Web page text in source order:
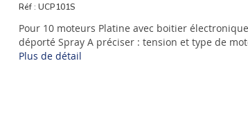
Réf :UCP101S
Pour 10 moteurs Platine avec boitier électronique
déporté Spray A préciser : tension et type de
Plus de détail